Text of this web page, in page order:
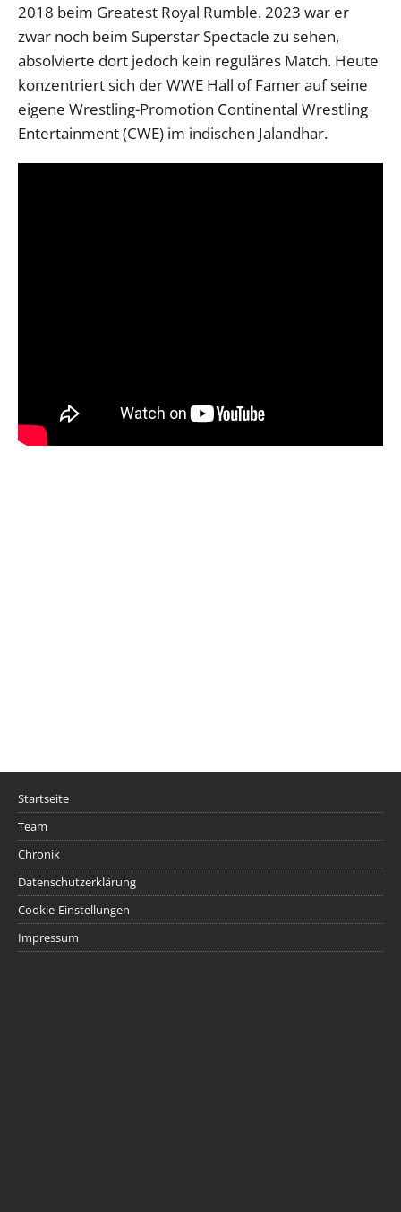
2018 beim Greatest Royal Rumble. 2023 war er
zwar noch beim Superstar Spectacle zu sehen,
absolvierte dort jedoch kein reguläres Match. Heute
konzentriert sich der WWE Hall of Famer auf seine
eigene Wrestling-Promotion Continental Wrestling
Entertainment (CWE) im indischen Jalandhar.
Startseite
Team
Chronik
Datenschutzerklärung
Cookie-Einstellungen
Impressum